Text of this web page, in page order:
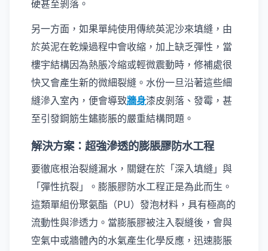
硬甚至剝落。
另一方面，如果單純使用傳統英泥沙來填縫，由
於英泥在乾燥過程中會收縮，加上缺乏彈性，當
樓宇結構因為熱脹冷縮或輕微震動時，修補處很
快又會產生新的微細裂縫。水份一旦沿著這些細
縫滲入室內，便會導致牆身漆皮剝落、發霉，甚
至引發鋼筋生鏽膨脹的嚴重結構問題。
解決方案：超強滲透的膨脹膠防水工程
要徹底根治裂縫漏水，關鍵在於「深入填縫」與
「彈性抗裂」。膨脹膠防水工程正是為此而生。
這類單組份聚氨酯（PU）發泡材料，具有極高的
流動性與滲透力。當膨脹膠被注入裂縫後，會與
空氣中或牆體內的水氣產生化學反應，迅速膨脹